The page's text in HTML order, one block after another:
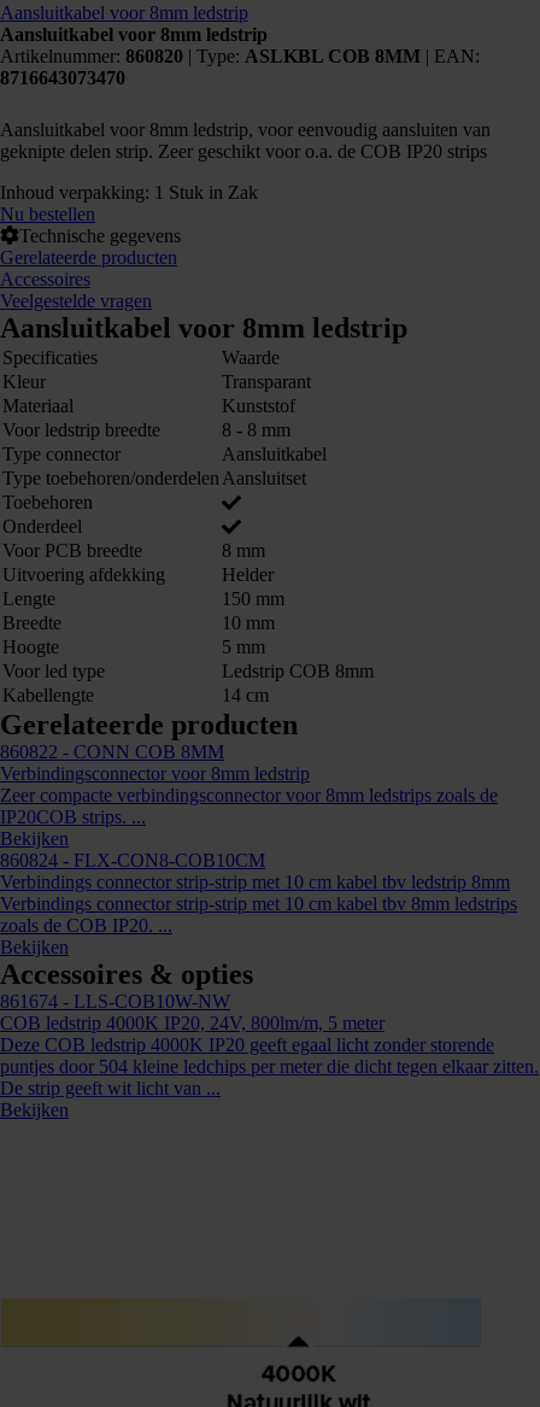
Aansluitkabel voor 8mm ledstrip
Aansluitkabel voor 8mm ledstrip
Artikelnummer: 860820 | Type: ASLKBL COB 8MM | EAN:
8716643073470
Aansluitkabel voor 8mm ledstrip, voor eenvoudig aansluiten van
geknipte delen strip. Zeer geschikt voor o.a. de COB IP20 strips
Inhoud verpakking: 1 Stuk in Zak
Nu bestellen
Technische gegevens
Gerelateerde producten
Accessoires
Veelgestelde vragen
Aansluitkabel voor 8mm ledstrip
Specificaties
Waarde
Kleur
Transparant
Materiaal
Kunststof
Voor ledstrip breedte
8 - 8 mm
Type connector
Aansluitkabel
Type toebehoren/onderdelen Aansluitset
Toebehoren
Onderdeel
Voor PCB breedte
8 mm
Uitvoering afdekking
Helder
Lengte
150 mm
Breedte
10 mm
Hoogte
5 mm
Voor led type
Ledstrip COB 8mm
Kabellengte
14 cm
Gerelateerde producten
860822 - CONN COB 8MM
Verbindingsconnector voor 8mm ledstrip
Zeer compacte verbindingsconnector voor 8mm ledstrips zoals de
IP20COB strips. ...
Bekijken
860824 - FLX-CON8-COB10CM
Verbindings connector strip-strip met 10 cm kabel tbv ledstrip 8mm
Verbindings connector strip-strip met 10 cm kabel tbv 8mm ledstrips
zoals de COB IP20. ...
Bekijken
Accessoires & opties
861674 - LLS-COB10W-NW
COB ledstrip 4000K IP20, 24V, 800lm/m, 5 meter
Deze COB ledstrip 4000K IP20 geeft egaal licht zonder storende
puntjes door 504 kleine ledchips per meter die dicht tegen elkaar zitten.
De strip geeft wit licht van ...
Bekijken